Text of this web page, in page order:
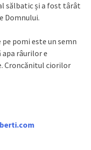
sălbatic și a fost târât
Domnului.
pomi este un semn
apa râurilor e
Croncănitul ciorilor